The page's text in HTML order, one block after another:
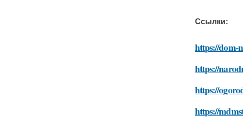
Ссылки:
https://dom-
https://
https://
https://